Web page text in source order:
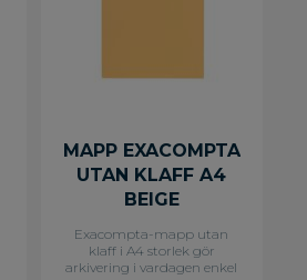
MAPP EXACOMPTA
UTAN KLAFF A4
BEIGE
Exacompta-mapp utan
klaff i A4 storlek gör
arkivering i vardagen enkel